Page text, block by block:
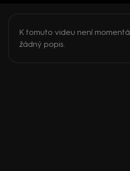
K tomuto videu není
žádný popis.